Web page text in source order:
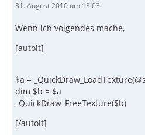
31. August 2010 um 13:03
Wenn ich volgendes mache,
[autoit]
$a =
dim $b = $a
_QuickDraw_FreeTexture($b)
[/autoit]